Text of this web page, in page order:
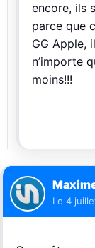
encore, ils
parce que
GG Apple,
n’importe
moins!!!
Le 4